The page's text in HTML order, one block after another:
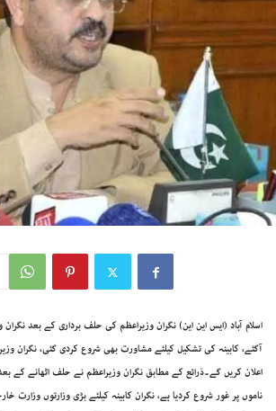
اسلام آباد (ایس این این) نگران وزیراعظم کی حلف برداری کے بعد نگران
آگئے، کابینہ کی تشکیل کیلئے مشاورت بھی شروع کردی گئی، نگران
اعلان کریں گے۔ذرائع کے مطابق نگران وزیراعظم نے حلف اٹھانے کے بعد
ناموں پر غور شروع کردیا ہے، نگران کابینہ کیلئے بڑی وزارتوں وزارت